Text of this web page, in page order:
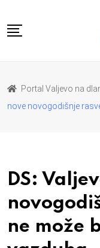
to
REGION
PRIVREDA
POLITIKA
EKOLOGIJA
O NAMA
Portal Valjevo na
nove novogodišnje
DS:
ne može